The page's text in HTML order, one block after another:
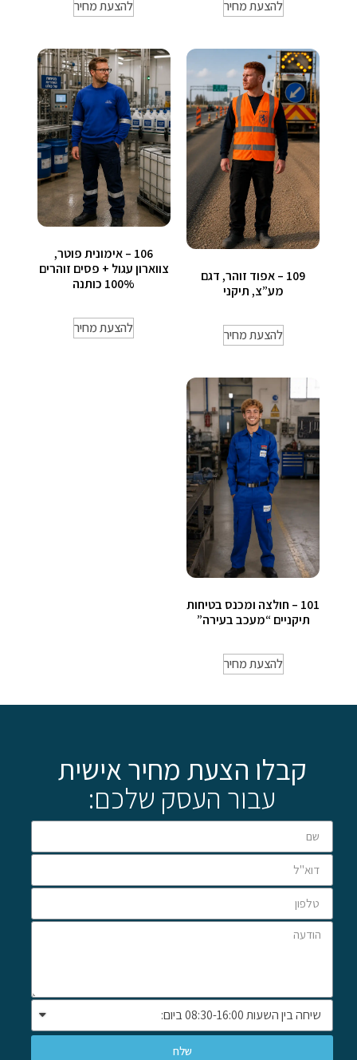
להצעת מחיר להצעת מחיר
109 – אפוד זוהר, דגם
מע”צ, תיקני
להצעת מחיר
106 – אימונית פוטר,
צווארון עגול + פסים זוהרים
100% כותנה
להצעת מחיר
101 – חולצה ומכנס בטיחות
תיקניים “מעכב בעירה”
להצעת מחיר
קבלו הצעת מחיר אישית
עבור העסק שלכם:
שלח